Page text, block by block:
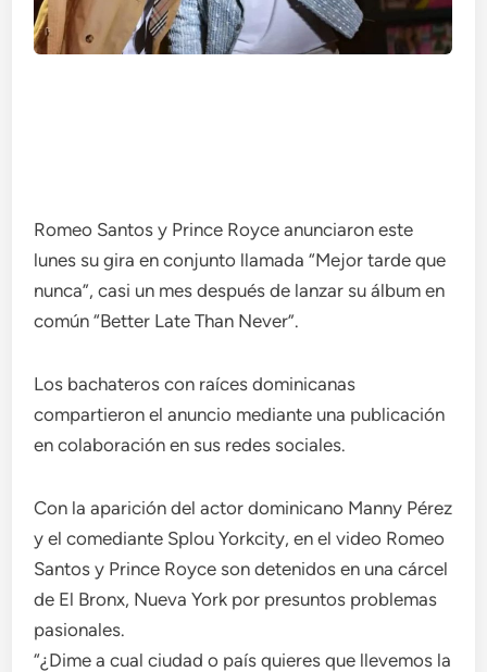
Romeo Santos y Prince Royce anunciaron este
lunes su gira en conjunto llamada “Mejor tarde que
nunca”, casi un mes después de lanzar su álbum en
común “Better Late Than Never”.
Los bachateros con raíces dominicanas
compartieron el anuncio mediante una publicación
en colaboración en sus redes sociales.
Con la aparición del actor dominicano Manny Pérez
y el comediante Splou Yorkcity, en el video Romeo
Santos y Prince Royce son detenidos en una cárcel
de El Bronx, Nueva York por presuntos problemas
pasionales.
“¿Dime a cual ciudad o país quieres que llevemos la